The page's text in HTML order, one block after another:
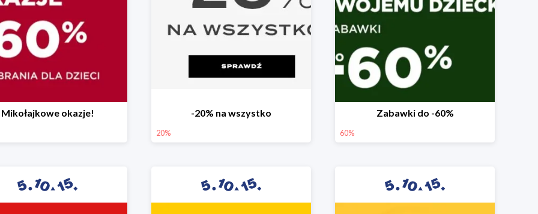
Mikołajkowe okazje! -20% na wszystko
20%
Zabawki do -60%
60%